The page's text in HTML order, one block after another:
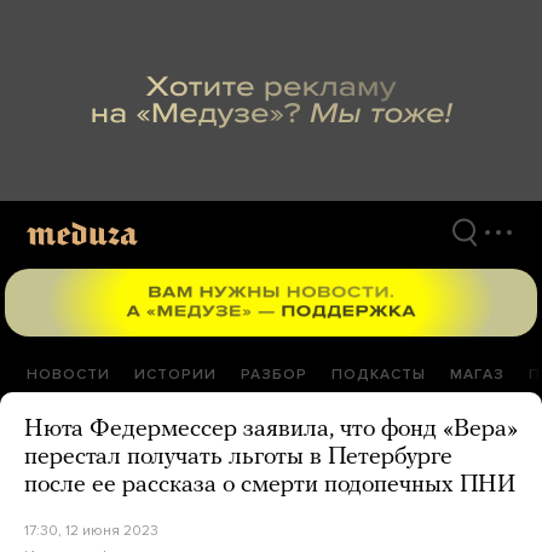
НОВОСТИ ИСТОРИИ РАЗБОР ПОДКАСТЫ МАГАЗ
Нюта Федермессер заявила, что фонд «Вера»
перестал получать льготы в Петербурге
после ее рассказа о смерти подопечных ПНИ
17:30, 12 июня 2023